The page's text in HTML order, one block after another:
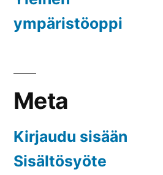
ympäristöoppi
Meta
Kirjaudu sisään
Sisältösyöte